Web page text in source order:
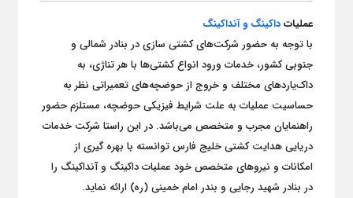
عملیاتداکینگ و آنداکینگ
با توجه به حضور شرکت‌های کشتی سازی در بنادر شمالی و
جنوبی کشور، خدمات ورود انواع کشتی‌ها با هر تناژی، به
داک‌یاردهای مختلف و خروج از حوضچه‌های تعمیراتی نظر به
حساسیت عملیات به علت شرایط فیزیکی حوضچه، مستلزم حضور
راهنمایان مجرب و متخصص می‌باشد. در این راستا شرکت خدمات
دریایی هدایت کشتی خلیج فارس توانسته با بهره گیری از
امکانات و نیروهای متخصص خود عملیات داکینگ و آنداکینگ را
در بنادر شهید رجایی و بندر امام خمینی (ره) ارائه نماید.